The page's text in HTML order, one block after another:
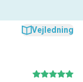
Vejledning